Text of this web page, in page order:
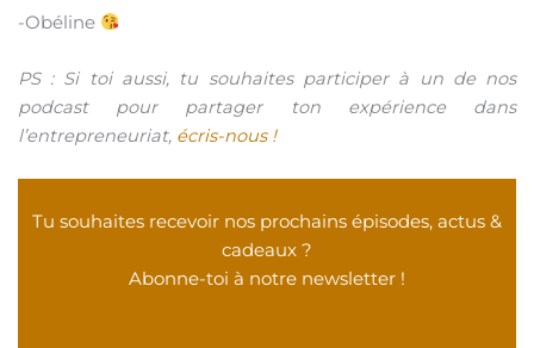
-Obéline
PS : Si toi aussi, tu souhaites participer à un de nos
podcast pour partager ton expérience dans
l’entrepreneuriat, écris-nous !
Tu souhaites recevoir nos prochains épisodes, actus &
cadeaux ?
Abonne-toi à notre newsletter !